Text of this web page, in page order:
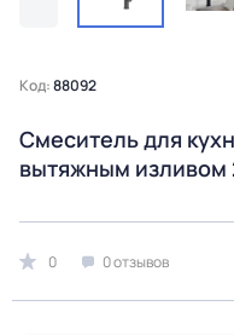
Код:88092
Смеситель для
вытяжным изливом
0 0 отзывов